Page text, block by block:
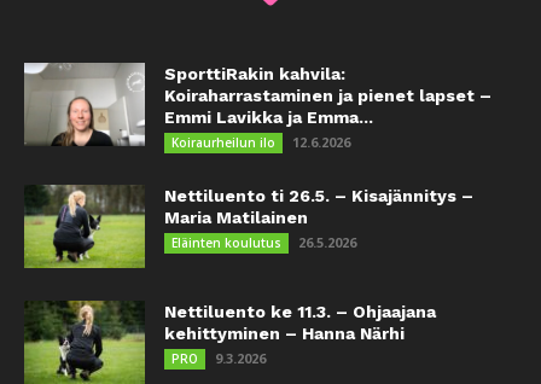
SporttiRakin kahvila:
Koiraharrastaminen ja pienet lapset –
Emmi Lavikka ja Emma...
Koiraurheilun ilo 12.6.2026
Nettiluento ti 26.5. – Kisajännitys –
Maria Matilainen
Eläinten koulutus 26.5.2026
Nettiluento ke 11.3. – Ohjaajana
kehittyminen – Hanna Närhi
PRO 9.3.2026